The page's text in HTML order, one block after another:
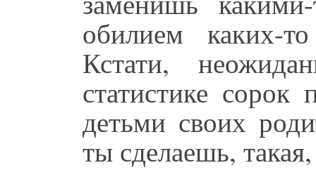
обилием каких-
Кстати,
статистике сорок
детьми своих
ты сделаешь,